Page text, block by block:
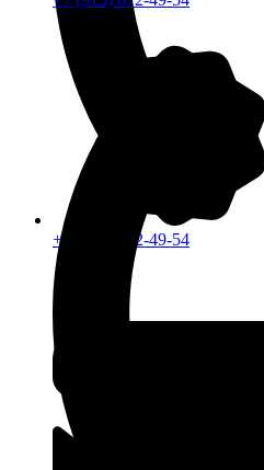
+7 (913) 672-49-54